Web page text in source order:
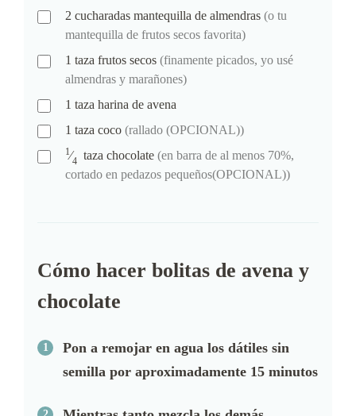
2 cucharadas mantequilla de almendras (o tu
mantequilla de frutos secos favorita)
1 taza frutos secos (finamente picados, yo usé
almendras y marañones)
1 taza harina de avena
1 taza coco (rallado (OPCIONAL))
1⁄4 taza chocolate (en barra de al menos 70%,
cortado en pedazos pequeños(OPCIONAL))
Cómo hacer bolitas de avena y
chocolate
Pon a remojar en agua los dátiles sin
semilla por aproximadamente 15 minutos